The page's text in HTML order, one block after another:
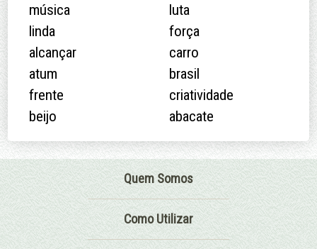
música
luta
linda
força
alcançar
carro
atum
brasil
frente
criatividade
beijo
abacate
Quem Somos
Como Utilizar